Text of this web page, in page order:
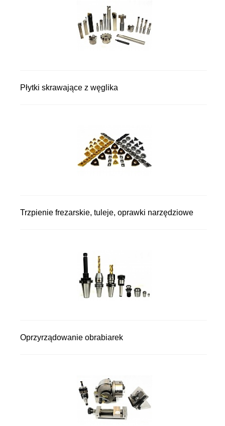
Płytki skrawające z węglika
Trzpienie frezarskie, tuleje, oprawki narzędziowe
Oprzyrządowanie obrabiarek